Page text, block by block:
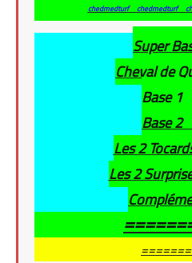
chedmedturf chedmedturf
Super
Cheval de
Base
Base
Les 2
Les 2